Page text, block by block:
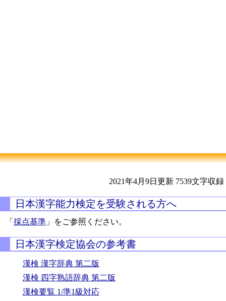
2021年4月9日更新 7539文字収録
日本漢字能力検定を受験される方へ
「採点基準 」をご参照ください。
日本漢字検定協会の参考書
漢検 漢字辞典 第二版
漢検 四字熟語辞典 第二版
漢検要覧 1/準1級対応